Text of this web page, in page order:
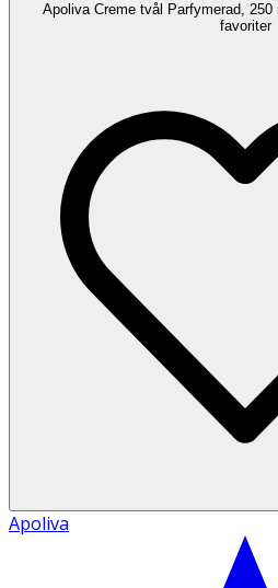
Apoliva Creme tvål Parfymerad,
favoriter
Apoliva